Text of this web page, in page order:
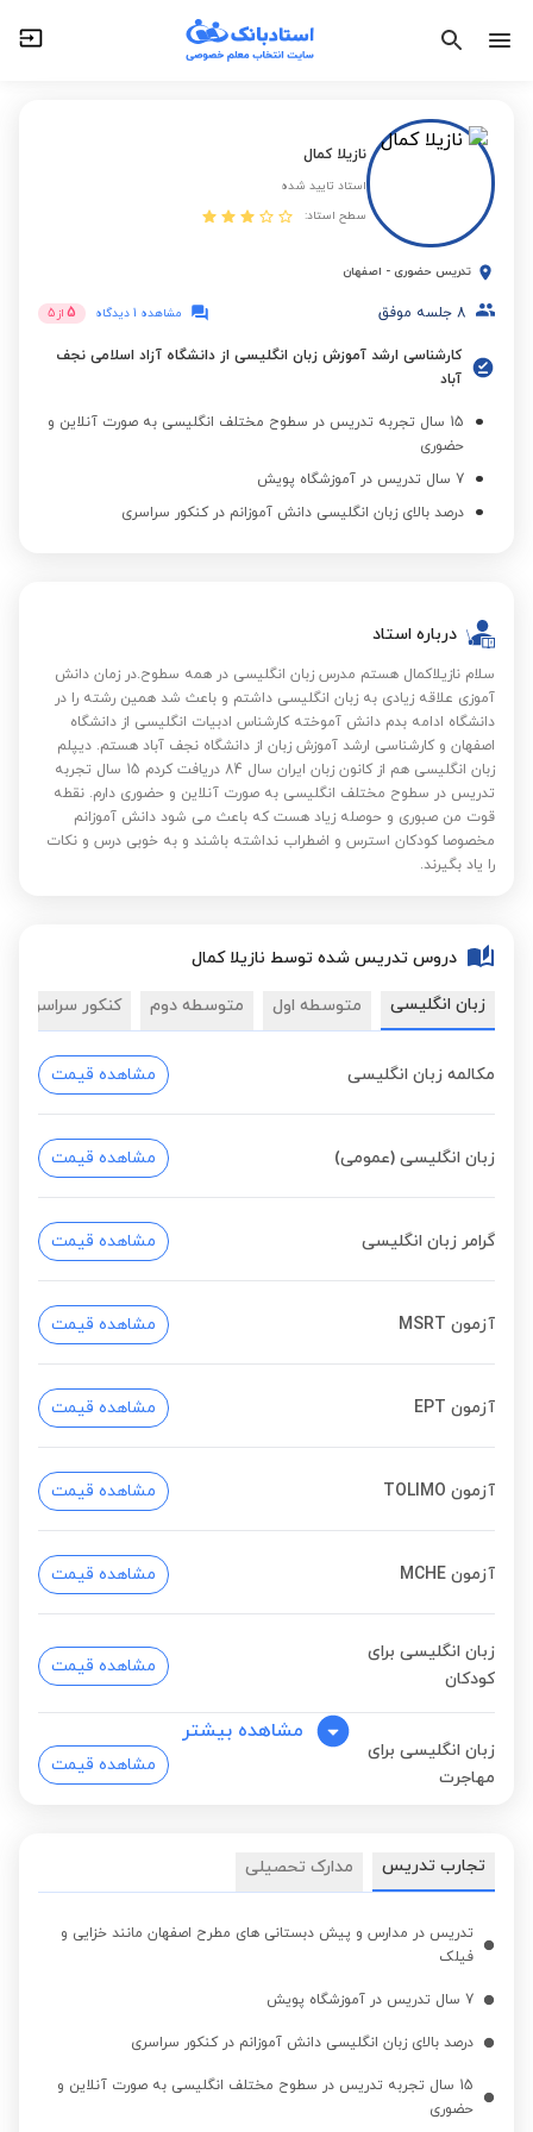
نازیلا کمال
استاد تایید شده
سطح استاد:
تدریس حضوری - اصفهان
8 جلسه موفق مشاهده 1 دیدگاه 5 از 5
کارشناسی ارشد آموزش زبان انگلیسی از دانشگاه آزاد اسلامی نجف
آباد
15 سال تجربه تدریس در سطوح مختلف انگلیسی به صورت آنلاین و
حضوری
7 سال تدریس در آموزشگاه پویش
درصد بالای زبان انگلیسی دانش آموزانم در کنکور سراسری
درباره استاد
سلام نازیلاکمال هستم مدرس زبان انگلیسی در همه سطوح.در زمان دانش
آموزی علاقه زیادی به زبان انگلیسی داشتم و باعث شد همین رشته را در
دانشگاه ادامه بدم دانش آموخته کارشناس ادبیات انگلیسی از دانشگاه
اصفهان و کارشناسی ارشد آموزش زبان از دانشگاه نجف آباد هستم. دیپلم
زبان انگلیسی هم از کانون زبان ایران سال 84 دریافت کردم 15 سال تجربه
تدریس در سطوح مختلف انگلیسی به صورت آنلاین و حضوری دارم. نقطه
قوت من صبوری و حوصله زیاد هست که باعث می شود دانش آموزانم
مخصوصا کودکان استرس و اضطراب نداشته باشند و به خوبی درس و نکات
را یاد بگیرند.
دروس تدریس شده توسط نازیلا کمال
زبان انگلیسی متوسطه اول متوسطه دوم کنکور سراسری
مکالمه زبان انگلیسی مشاهده قیمت
زبان انگلیسی (عمومی) مشاهده قیمت
گرامر زبان انگلیسی مشاهده قیمت
آزمون MSRT مشاهده قیمت
آزمون EPT مشاهده قیمت
آزمون TOLIMO مشاهده قیمت
آزمون MCHE مشاهده قیمت
زبان انگلیسی برای
کودکان
مشاهده قیمت
زبان انگلیسی برای
مهاجرت
مشاهده قیمت
و کسب و کار
زبان انگلیسی برای
زبان انگلیسی مبتدی مشاهده قیمت
مشاهده بیشتر
تجارب تدریس مدارک تحصیلی
تدریس در مدارس و پیش دبستانی های مطرح اصفهان مانند خزایی و
فیلک
7 سال تدریس در آموزشگاه پویش
درصد بالای زبان انگلیسی دانش آموزانم در کنکور سراسری
15 سال تجربه تدریس در سطوح مختلف انگلیسی به صورت آنلاین و
حضوری